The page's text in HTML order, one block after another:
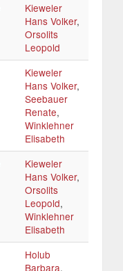
Kieweler
Hans Volker,
Orsolits
Leopold
Kieweler
Hans Volker,
Seebauer
Renate,
Winklehner
Elisabeth
Kieweler
Hans Volker,
Orsolits
Leopold,
Winklehner
Elisabeth
Holub
Barbara,